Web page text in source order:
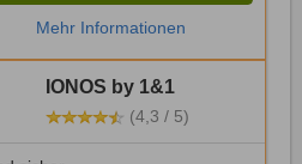
Mehr Informationen
IONOS by 1&1
(4,3 / 5)